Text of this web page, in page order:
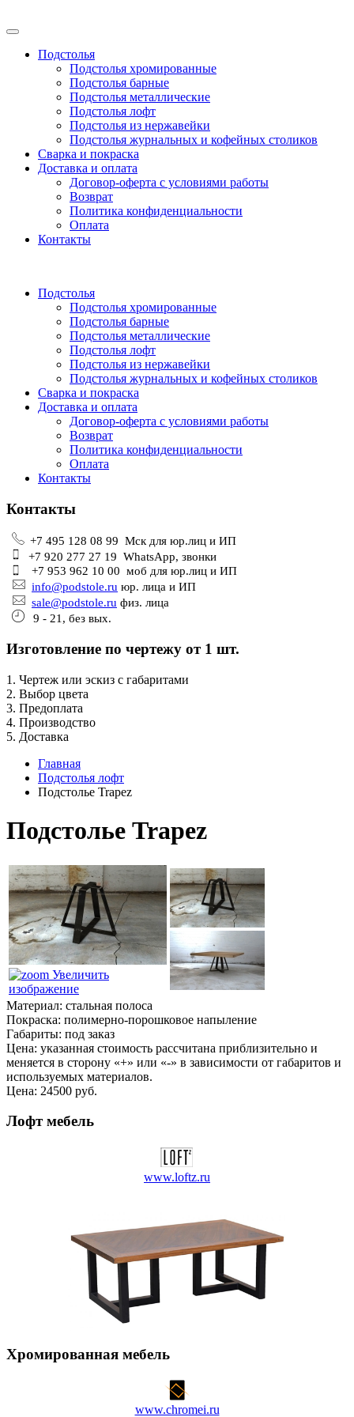
Подстолья
Подстолья хромированные
Подстолья барные
Подстолья металлические
Подстолья лофт
Подстолья из нержавейки
Подстолья журнальных и кофейных столиков
Сварка и покраска
Доставка и оплата
Договор-оферта с условиями работы
Возврат
Политика конфиденциальности
Оплата
Контакты
Подстолья
Подстолья хромированные
Подстолья барные
Подстолья металлические
Подстолья лофт
Подстолья из нержавейки
Подстолья журнальных и кофейных столиков
Сварка и покраска
Доставка и оплата
Договор-оферта с условиями работы
Возврат
Политика конфиденциальности
Оплата
Контакты
Контакты
+7 495 128 08 99 Мск для юр.лиц и ИП
+7 920 277 27 19 WhatsApp, звонки
+7 953 962 10 00 моб для юр.лиц и ИП
info@podstole.ru юр. лица и ИП
sale@podstole.ru физ. лица
9 - 21, без вых.
Изготовление по чертежу от 1 шт.
1. Чертеж или эскиз с габаритами
2. Выбор цвета
3. Предоплата
4. Производство
5. Доставка
Главная
Подстолья лофт
Подстолье Trapez
Подстолье Trapez
Увеличить
изображение
Материал: стальная полоса
Покраска: полимерно-порошковое напыление
Габариты: под заказ
Цена: указанная стоимость рассчитана приблизительно и
меняется в сторону «+» или «-» в зависимости от габаритов и
используемых материалов.
Цена: 24500 руб.
Лофт мебель
www.loftz.ru
Хромированная мебель
www.chromei.ru